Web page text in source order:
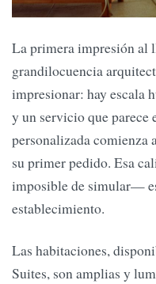
La primera impresión al
grandilocuencia
impresionar: hay escala
y un servicio que parece
personalizada comienza
su primer pedido. Esa
imposible de simular—
establecimiento.
Las habitaciones,
Suites, son amplias y